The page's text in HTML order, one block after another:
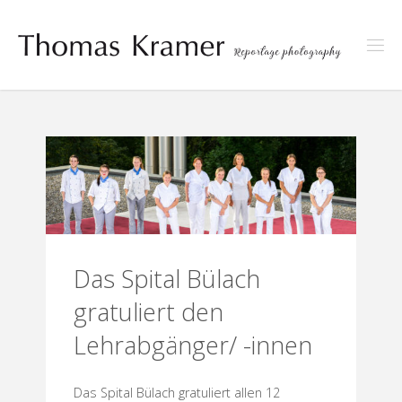
content
Das Spital Bülach
gratuliert den
Lehrabgänger/ -innen
Das Spital Bülach gratuliert allen 12